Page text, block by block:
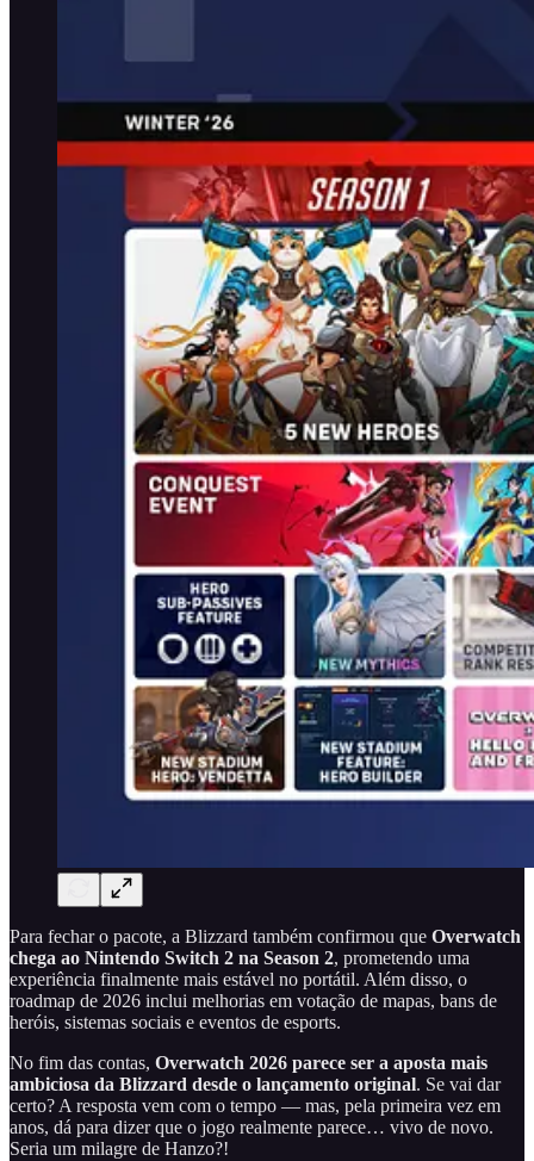
Para fechar o pacote, a Blizzard também confirmou que Overwatch
chega ao Nintendo Switch 2 na Season 2, prometendo uma
experiência finalmente mais estável no portátil. Além disso, o
roadmap de 2026 inclui melhorias em votação de mapas, bans de
heróis, sistemas sociais e eventos de esports.
No fim das contas, Overwatch 2026 parece ser a aposta mais
ambiciosa da Blizzard desde o lançamento original. Se vai dar
certo? A resposta vem com o tempo — mas, pela primeira vez em
anos, dá para dizer que o jogo realmente parece… vivo de novo.
Seria um milagre de Hanzo?!